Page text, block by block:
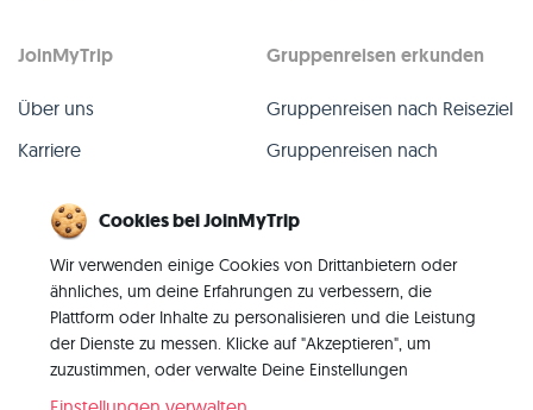
JoinMyTrip
Über uns
Karriere
Blog
Kontakt
Gruppenreisen erkunden
Gruppenreisen nach Reiseziel
Gruppenreisen nach
Alle Gruppenreisen
Vergangene Gruppenreisen
Alle Kategorien
Cookies bei JoinMyTrip
Wir verwenden einige Cookies von Drittanbietern oder
ähnliches, um deine Erfahrungen zu verbessern, die
Plattform oder Inhalte zu personalisieren und die Leistung
der Dienste zu messen. Klicke auf "Akzeptieren", um
zuzustimmen, oder verwalte Deine Einstellungen